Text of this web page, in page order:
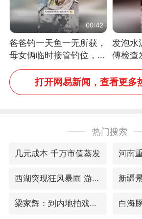
00:42
爸爸钓一天鱼一无所获，
母女俩临时接管钓位，用
玩具鱼竿钓上大鱼
发泡水
傅检查
风口未
打开网易新闻，查看更多
热门搜索
几元成本 千万市值蒸发
西湖突现狂风暴雨 游客瞬间被浇透
梁家辉：到内地拍戏不是北上是回归